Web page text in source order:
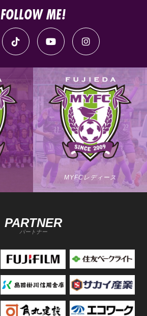
FOLLOW ME!
MYFCレディース
PARTNER
パートナー